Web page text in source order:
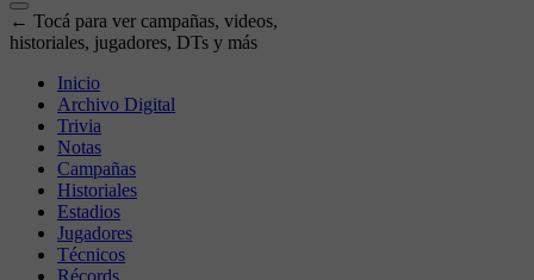
← Tocá para ver campañas, videos,
historiales, jugadores, DTs y más
Inicio
Archivo Digital
Trivia
Notas
Campañas
Historiales
Estadios
Jugadores
Técnicos
Récords